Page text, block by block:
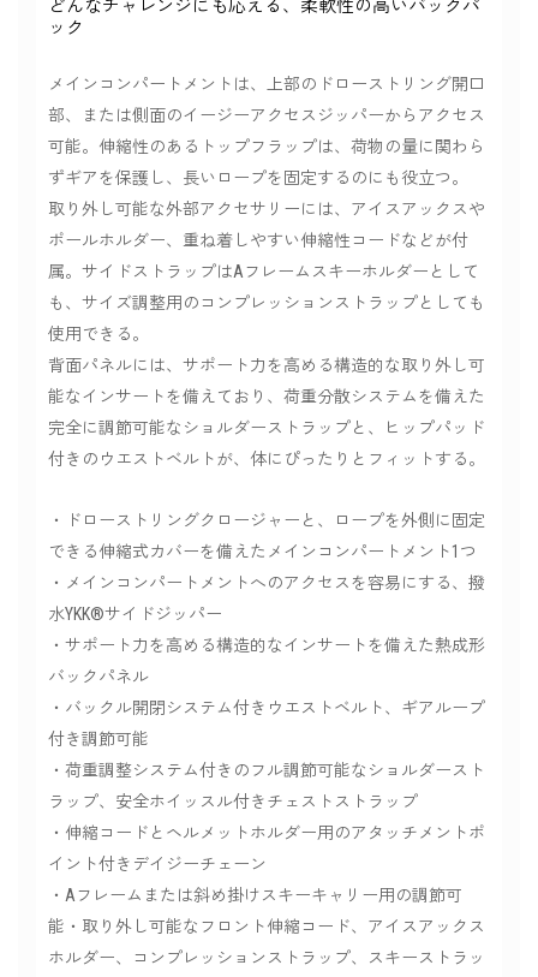
どんなチャレンジにも応える、柔軟性の高いバックパ
ック
メインコンパートメントは、上部のドローストリング開口
部、または側面のイージーアクセスジッパーからアクセス
可能。伸縮性のあるトップフラップは、荷物の量に関わら
ずギアを保護し、長いロープを固定するのにも役立つ。
取り外し可能な外部アクセサリーには、アイスアックスや
ポールホルダー、重ね着しやすい伸縮性コードなどが付
属。サイドストラップはAフレームスキーホルダーとして
も、サイズ調整用のコンプレッションストラップとしても
使用できる。
背面パネルには、サポート力を高める構造的な取り外し可
能なインサートを備えており、荷重分散システムを備えた
完全に調節可能なショルダーストラップと、ヒップパッド
付きのウエストベルトが、体にぴったりとフィットする。
・ドローストリングクロージャーと、ロープを外側に固定
できる伸縮式カバーを備えたメインコンパートメント1つ
・メインコンパートメントへのアクセスを容易にする、撥
水YKK®サイドジッパー
・サポート力を高める構造的なインサートを備えた熱成形
バックパネル
・バックル開閉システム付きウエストベルト、ギアループ
付き調節可能
・荷重調整システム付きのフル調節可能なショルダースト
ラップ、安全ホイッスル付きチェストストラップ
・伸縮コードとヘルメットホルダー用のアタッチメントポ
イント付きデイジーチェーン
・Aフレームまたは斜め掛けスキーキャリー用の調節可
能・取り外し可能なフロント伸縮コード、アイスアックス
ホルダー、コンプレッションストラップ、スキーストラッ